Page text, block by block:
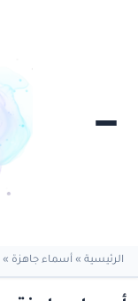
الرئيسية » أسماء جاهزة »